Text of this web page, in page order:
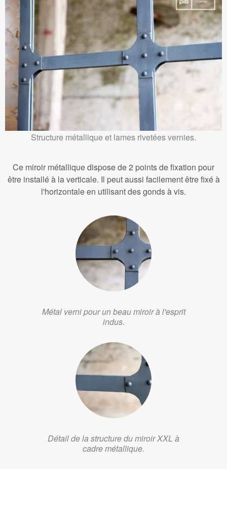
Structure métallique et lames rivetées vernies.
Ce miroir métallique dispose de 2 points de fixation pour
être installé à la verticale. Il peut aussi facilement être fixé à
l'horizontale en utilisant des gonds à vis.
Métal verni pour un beau miroir à l'esprit
indus.
Détail de la structure du miroir XXL à
cadre métallique.